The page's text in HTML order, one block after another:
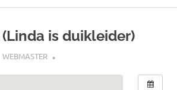
is duikleider)
WEBMASTER